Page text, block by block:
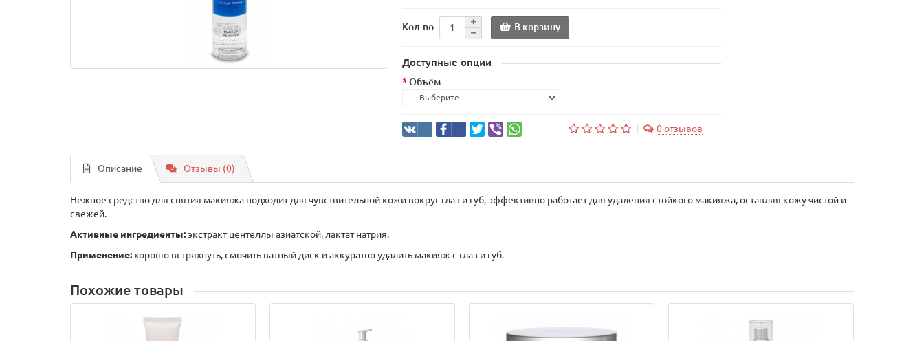
Кол-во В корзину
Доступные опции
Объём
0 отзывов
Описание Отзывы (0)
Нежное средство для снятия макияжа подходит для чувствительной кожи вокруг глаз и губ, эффективно работает для удаления стойкого макияжа, оставляя кожу чистой и
свежей.
Активные ингредиенты:экстракт центеллы азиатской, лактат натрия.
Применение:хорошо встряхнуть, смочить ватный диск и аккуратно удалить макияж с глаз и губ.
Похожие товары